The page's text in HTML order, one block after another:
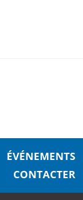
ÉVÉNEMENTS
CONTACTER